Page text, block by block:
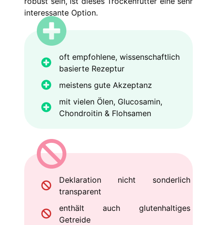
interessante Option.
oft empfohlene, wissenschaftlich
basierte Rezeptur
meistens gute Akzeptanz
mit vielen Ölen, Glucosamin,
Chondroitin & Flohsamen
Deklaration nicht sonderlich
transparent
enthält auch glutenhaltiges
Getreide